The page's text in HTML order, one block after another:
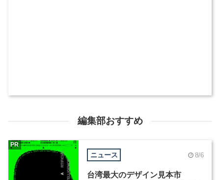
編集部おすすめ
ニュース 8/6
台湾最大のデザイン見本市
PR